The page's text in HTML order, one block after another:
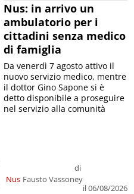
Nus: in arrivo un
ambulatorio per i
cittadini senza medico
di famiglia
Nus
di
Fausto Vassoney
il 06/08/2026
Da venerdì 7 agosto attivo il
nuovo servizio medico, mentre
il dottor Gino Sapone si è
detto disponibile a proseguire
nel servizio alla comunità